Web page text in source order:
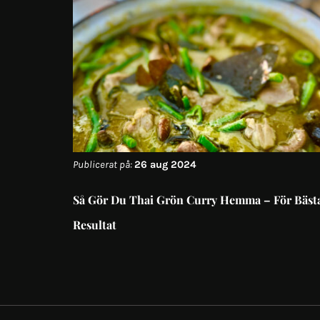
Publicerat på:26 aug 2024
Så Gör Du Thai Grön Curry Hemma – För
Resultat